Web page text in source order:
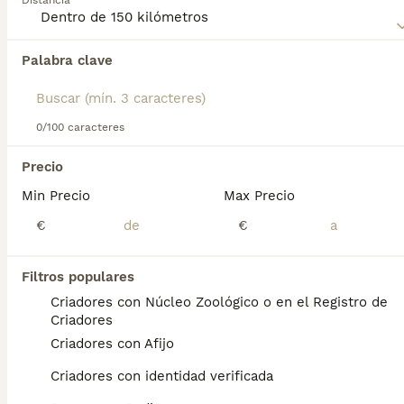
Palabra clave
0/100 caracteres
Precio
Min Precio
€
Max Precio
€
Filtros populares
Criadores con Núcleo Zoológico o en el Registro de
Criadores
Criadores con Afijo
Criadores con identidad verificada
Lee nuestra
página de consejos de compra de Spitz
Encontramos 0 Spitz Japonés Perros en
Si deseas exactamente esta búsqueda guarda tu
búsqueda y espera el resultado perfecto:
Preguntas frecuentes
¿Qué tipo de perro es un
Spitz Japonés?
El Spitz Japonés (日本スピッツ Nihon
Supittsu) es una raza canina de tipo spitz,
originaria de Japón. La raza es reconocida